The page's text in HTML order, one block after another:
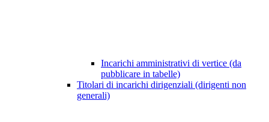
Incarichi amministrativi di vertice (da
pubblicare in tabelle)
Titolari di incarichi dirigenziali (dirigenti non
generali)